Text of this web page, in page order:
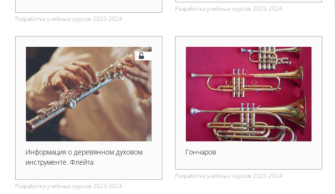
Разработка учебных курсов 2023-2024
Разработка учебных курсов 2023-2024
Информация о деревянном духовом
инструменте. Флейта
Разработка учебных курсов 2023-2024
Гончаров
Разработка учебных курсов 2023-2024